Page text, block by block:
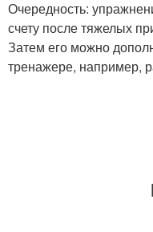
Очередность:
счету после тяжелых
Затем его можно
тренажере, например,